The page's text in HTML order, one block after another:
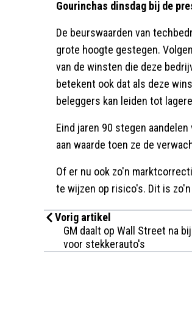
Gourinchas dinsdag bij de
De beurswaarden van
grote hoogte gestegen.
van de winsten die deze
betekent ook dat als deze
beleggers kan leiden tot
Eind jaren 90 stegen
aan waarde toen ze de
Of er nu ook zo'n
te wijzen op risico's. Dit is
Vorig artikel
GM daalt op Wall Street na
voor stekkerauto's